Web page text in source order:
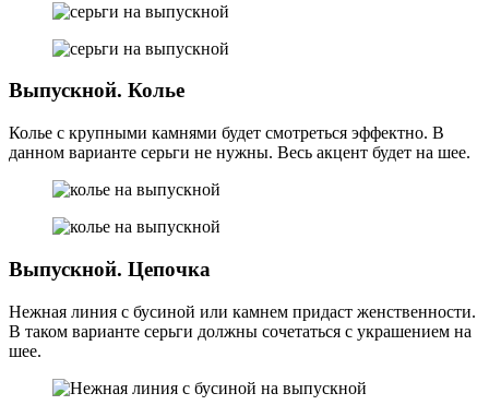
Выпускной. Колье
Колье с крупными камнями будет смотреться эффектно. В
данном варианте серьги не нужны. Весь акцент будет на шее.
Выпускной. Цепочка
Нежная линия с бусиной или камнем придаст женственности.
В таком варианте серьги должны сочетаться с украшением на
шее.